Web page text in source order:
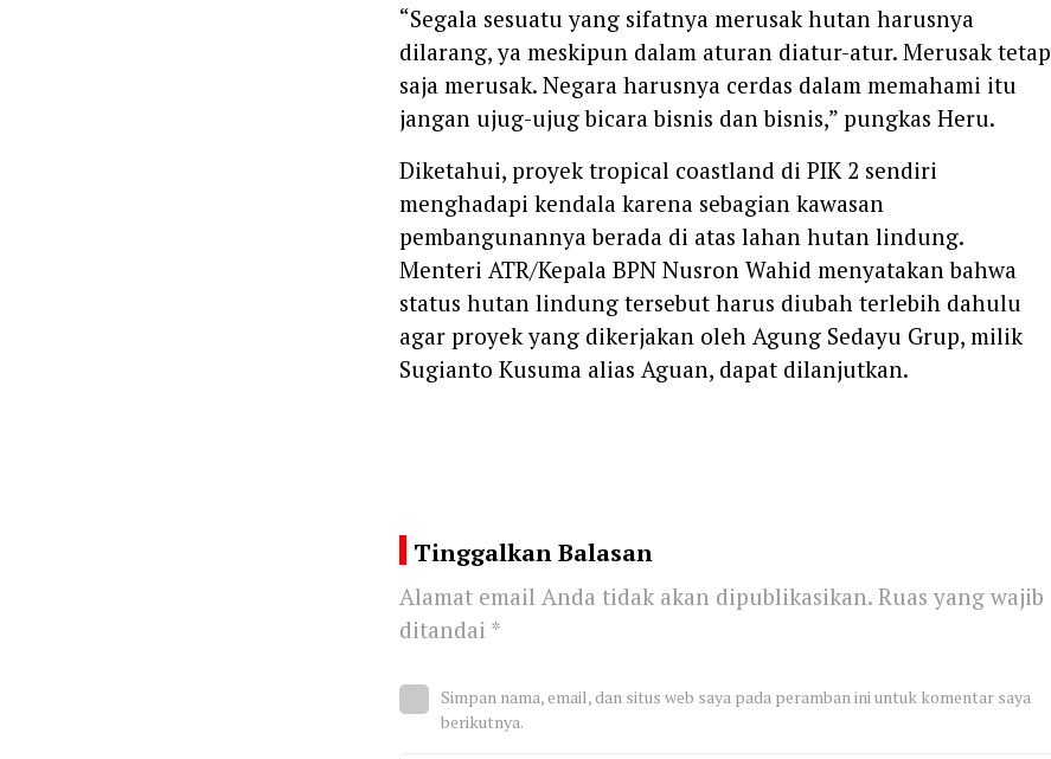
“Segala sesuatu yang sifatnya merusak hutan harusnya
dilarang, ya meskipun dalam aturan diatur-atur. Merusak tetap
saja merusak. Negara harusnya cerdas dalam memahami itu
jangan ujug-ujug bicara bisnis dan bisnis,” pungkas Heru.
Diketahui, proyek tropical coastland di PIK 2 sendiri
menghadapi kendala karena sebagian kawasan
pembangunannya berada di atas lahan hutan lindung.
Menteri ATR/Kepala BPN Nusron Wahid menyatakan bahwa
status hutan lindung tersebut harus diubah terlebih dahulu
agar proyek yang dikerjakan oleh Agung Sedayu Grup, milik
Sugianto Kusuma alias Aguan, dapat dilanjutkan.
Tinggalkan Balasan
Alamat email Anda tidak akan dipublikasikan. Ruas yang wajib
ditandai *
Simpan nama, email, dan situs web saya pada peramban ini untuk komentar saya
berikutnya.